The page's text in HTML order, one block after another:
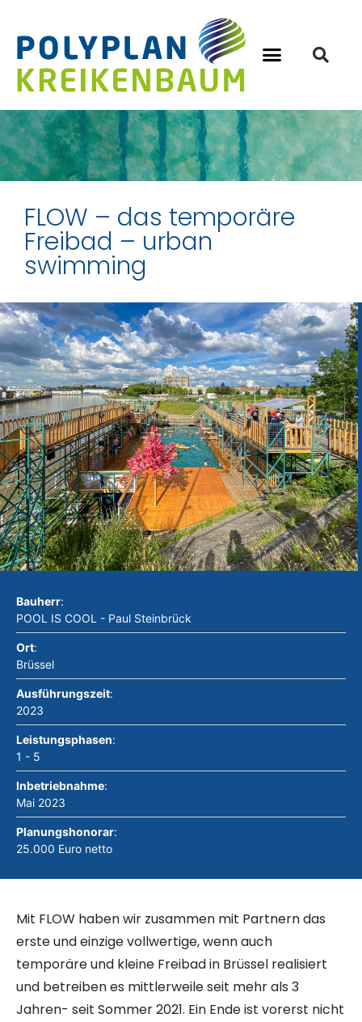
FLOW – das temporäre
Freibad – urban
swimming
Bauherr:
POOL IS COOL - Paul Steinbrück
Ort:
Brüssel
Ausführungszeit:
2023
Leistungsphasen:
1 - 5
Inbetriebnahme:
Mai 2023
Planungshonorar:
25.000 Euro netto
Mit FLOW haben wir zusammen mit Partnern das
erste und einzige vollwertige, wenn auch
temporäre und kleine Freibad in Brüssel realisiert
und betreiben es mittlerweile seit mehr als 3
Jahren- seit Sommer 2021. Ein Ende ist vorerst nicht